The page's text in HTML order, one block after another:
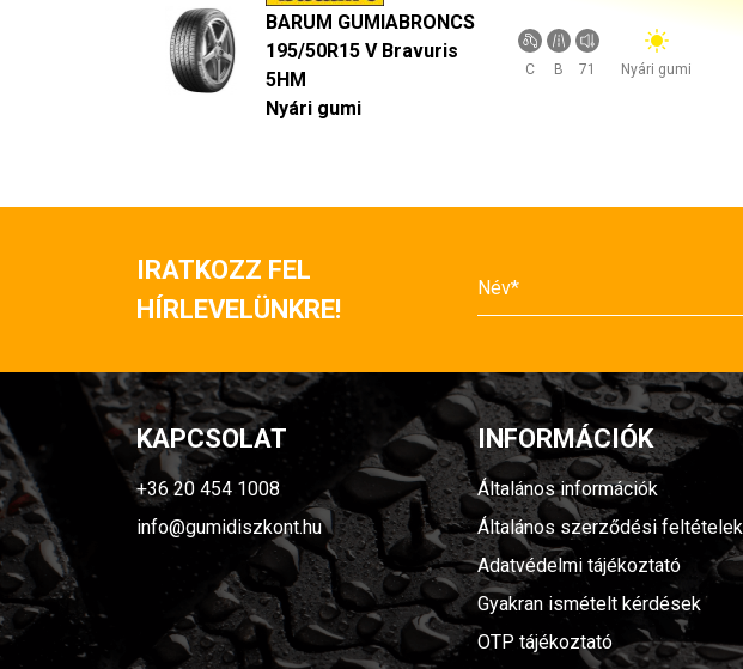
BARUM GUMIABRONCS
195/50R15 V Bravuris
5HM
Nyári gumi
C B 71 Nyári gumi
IRATKOZZ FEL
HÍRLEVELÜNKRE!
KAPCSOLAT
+36 20 454 1008
info@gumidiszkont.hu
INFORMÁCIÓK
Általános információk
Általános szerződési feltételek
Adatvédelmi tájékoztató
Gyakran ismételt kérdések
OTP tájékoztató